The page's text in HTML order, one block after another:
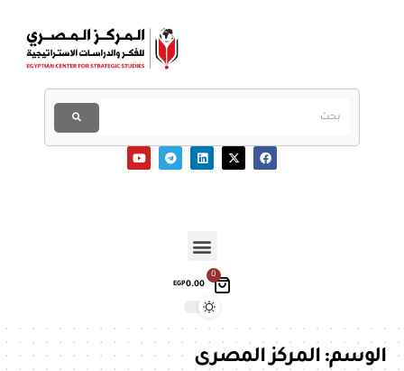
0
EGP0.00
الوسم:المركز المصرى